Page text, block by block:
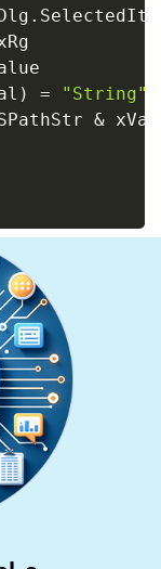
.
) = "String"
& xVal